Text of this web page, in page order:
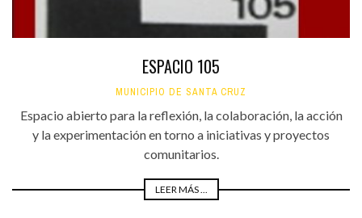
ESPACIO 105
MUNICIPIO DE SANTA CRUZ
Espacio abierto para la reflexión, la colaboración, la acción
y la experimentación en torno a iniciativas y proyectos
comunitarios.
LEER MÁS ...